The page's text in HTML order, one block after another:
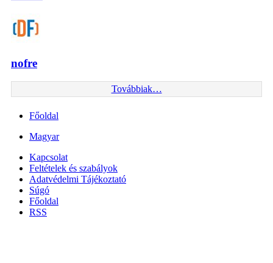
nofre
Továbbiak…
Főoldal
Magyar
Kapcsolat
Feltételek és szabályok
Adatvédelmi Tájékoztató
Súgó
Főoldal
RSS